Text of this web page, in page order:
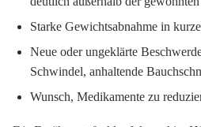
Starke Gewichtsabnahme in
Neue oder ungeklärte
Schwindel, anhaltende
Wunsch, Medikamente zu